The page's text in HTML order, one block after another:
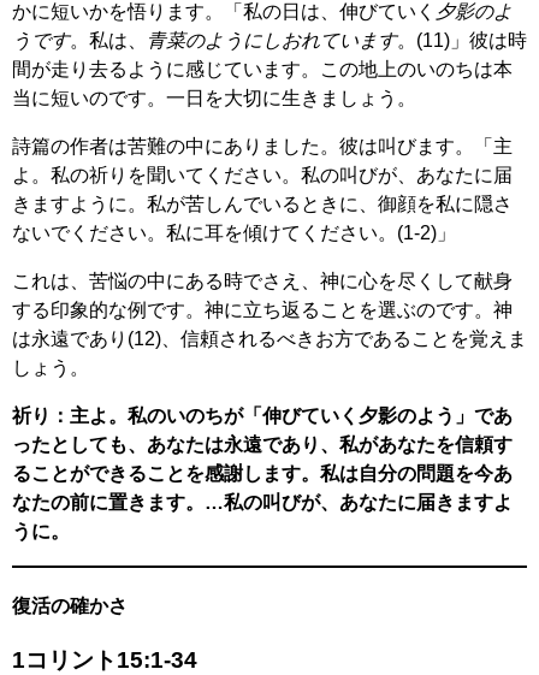
かに短いかを悟ります。「私の日は、伸びていく 夕影のよ
うです。私は、 青菜のようにしおれています。(11)」彼は時
間が走り去るように感じています。この地上のいのちは本
当に短いのです。一日を大切に生きましょう。
詩篇の作者は苦難の中にありました。彼は叫びます。「主
よ。私の祈りを聞いてください。私の叫びが、あなたに届
きますように。私が苦しんでいるときに、御顔を私に隠さ
ないでください。私に耳を傾けてください。(1-2)」
これは、苦悩の中にある時でさえ、神に心を尽くして献身
する印象的な例です。神に立ち返ることを選ぶのです。神
は永遠であり(12)、信頼されるべきお方であることを覚えま
しょう。
祈り：主よ。私のいのちが「伸びていく夕影のよう」であ
ったとしても、あなたは永遠であり、私があなたを信頼す
ることができることを感謝します。私は自分の問題を今あ
なたの前に置きます。…私の叫びが、あなたに届きますよ
うに。
復活の確かさ
1コリント15:1-34